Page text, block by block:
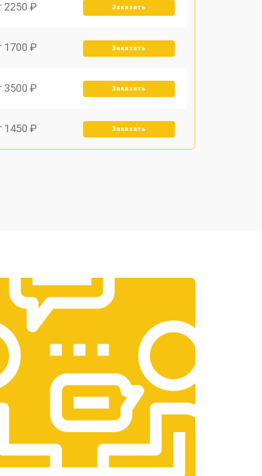
2250 ₽ Заказать
1700 ₽ Заказать
3500 ₽ Заказать
1450 ₽ Заказать
3300 ₽
1400 ₽ Заказать
2700 ₽ Заказать
950 ₽ Заказать
1750 ₽